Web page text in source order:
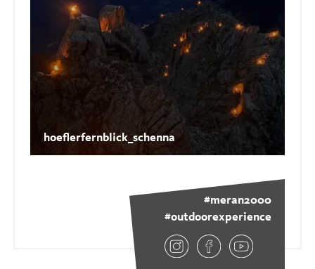
curcio_drone_shots
#meran2000
#outdoorexperience